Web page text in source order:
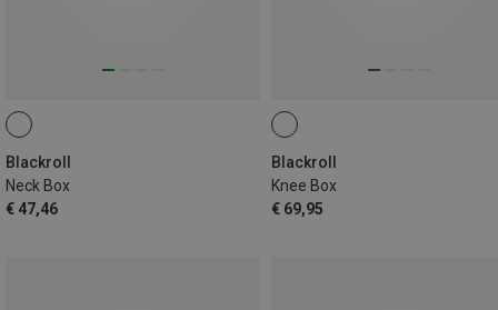
Blackroll
Neck Box
€ 47,46
Blackroll
Knee Box
€ 69,95